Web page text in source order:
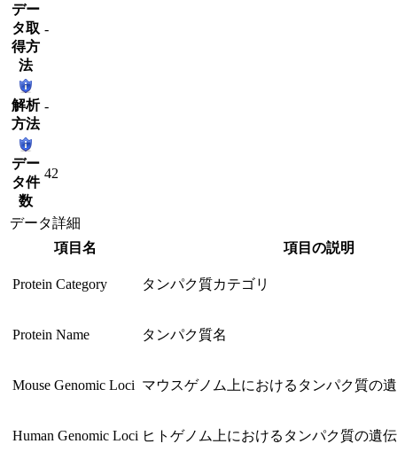
デー
タ取
得方
法
-
解析
方法
-
デー
タ件
数
42
データ詳細
項目名
項目の説明
Protein Category タンパク質カテゴリ
Protein Name タンパク質名
Mouse Genomic Loci マウスゲノム上におけるタンパク質の
Human Genomic Loci ヒトゲノム上におけるタンパク質の遺